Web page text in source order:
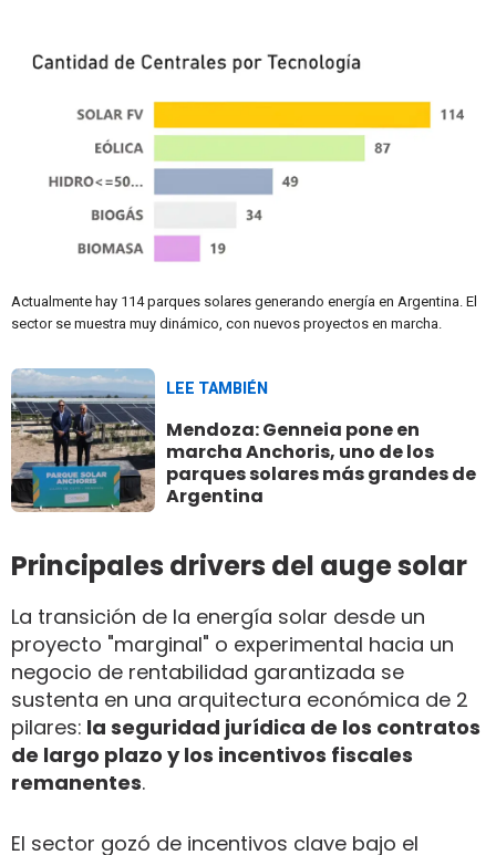
Actualmente hay 114 parques solares generando energía en Argentina. El
sector se muestra muy dinámico, con nuevos proyectos en marcha.
LEE TAMBIÉN
Mendoza: Genneia pone en
marcha Anchoris, uno de los
parques solares más grandes de
Argentina
Principales drivers del auge solar
La transición de la energía solar desde un
proyecto "marginal" o experimental hacia un
negocio de rentabilidad garantizada se
sustenta en una arquitectura económica de 2
pilares: la seguridad jurídica de los contratos
de largo plazo y los incentivos fiscales
remanentes.
El sector gozó de incentivos clave bajo el